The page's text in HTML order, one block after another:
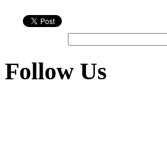
Follow Us